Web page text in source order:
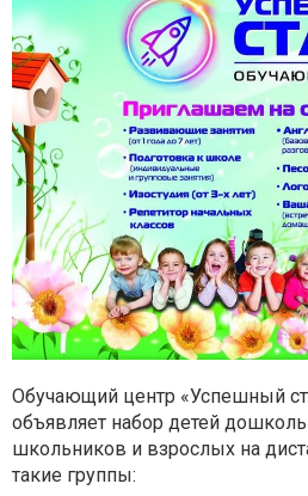
Обучающий центр «Успешный
объявляет набор детей
школьников и взрослых на
такие группы: